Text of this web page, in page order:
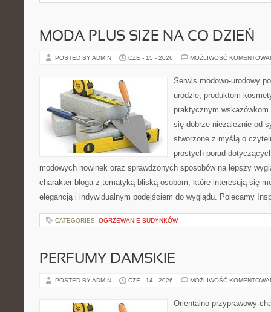
MODA PLUS SIZE NA CO DZIEŃ
POSTED BY ADMIN CZE - 15 - 2026 MOŻLIWOŚĆ
Serwis modowo-urodowy
urodzie, produktom
praktycznym
się dobrze niezależnie od
stworzone z myślą o
prostych porad
modowych nowinek oraz sprawdzonych sposobów na lepszy
charakter bloga z tematyką bliską osobom, które interesują się
elegancją i indywidualnym podejściem do wyglądu. Polecamy
CATEGORIES: OGRZEWANIE BUDYNKÓW
PERFUMY DAMSKIE
POSTED BY ADMIN CZE - 14 - 2026 MOŻLIWOŚĆ
Orientalno-przyprawowy